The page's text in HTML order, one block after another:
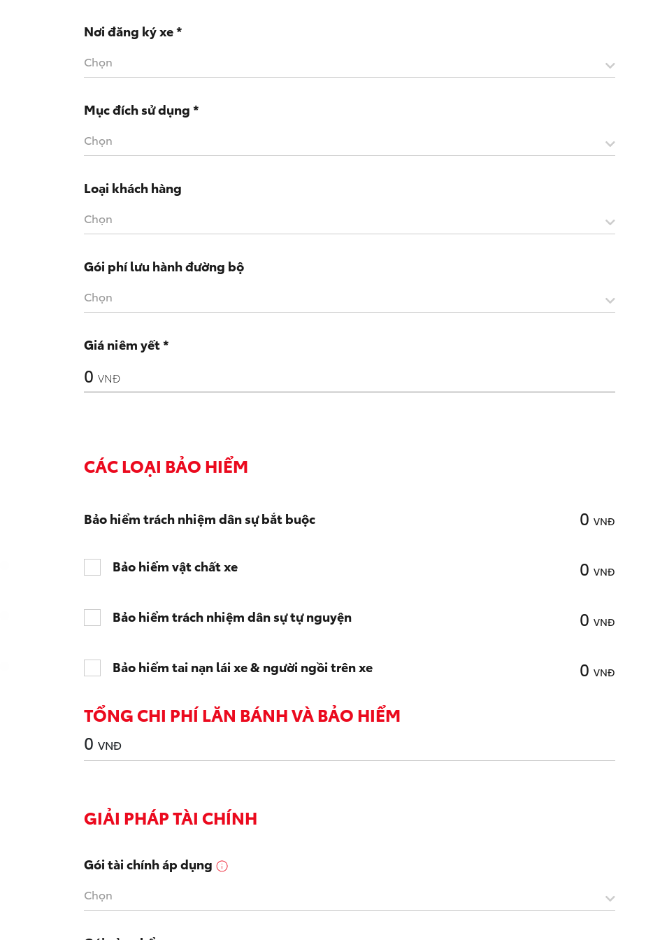
Nơi đăng ký xe *
Chọn
Mục đích sử dụng *
Chọn
Loại khách hàng
Chọn
Gói phí lưu hành đường bộ
Chọn
Giá niêm yết *
0 VNĐ
CÁC LOẠI BẢO HIỂM
Bảo hiểm trách nhiệm dân sự bắt buộc 0 VNĐ
Bảo hiểm vật chất xe 0 VNĐ
Bảo hiểm trách nhiệm dân sự tự nguyện 0 VNĐ
Bảo hiểm tai nạn lái xe & người ngồi trên xe 0 VNĐ
TỔNG CHI PHÍ LĂN BÁNH VÀ BẢO HIỂM
0 VNĐ
GIẢI PHÁP TÀI CHÍNH
Gói tài chính áp dụng
Chọn